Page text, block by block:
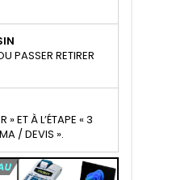
PASSER RETIRER
ET À L’ÉTAPE « 3
/ DEVIS ».